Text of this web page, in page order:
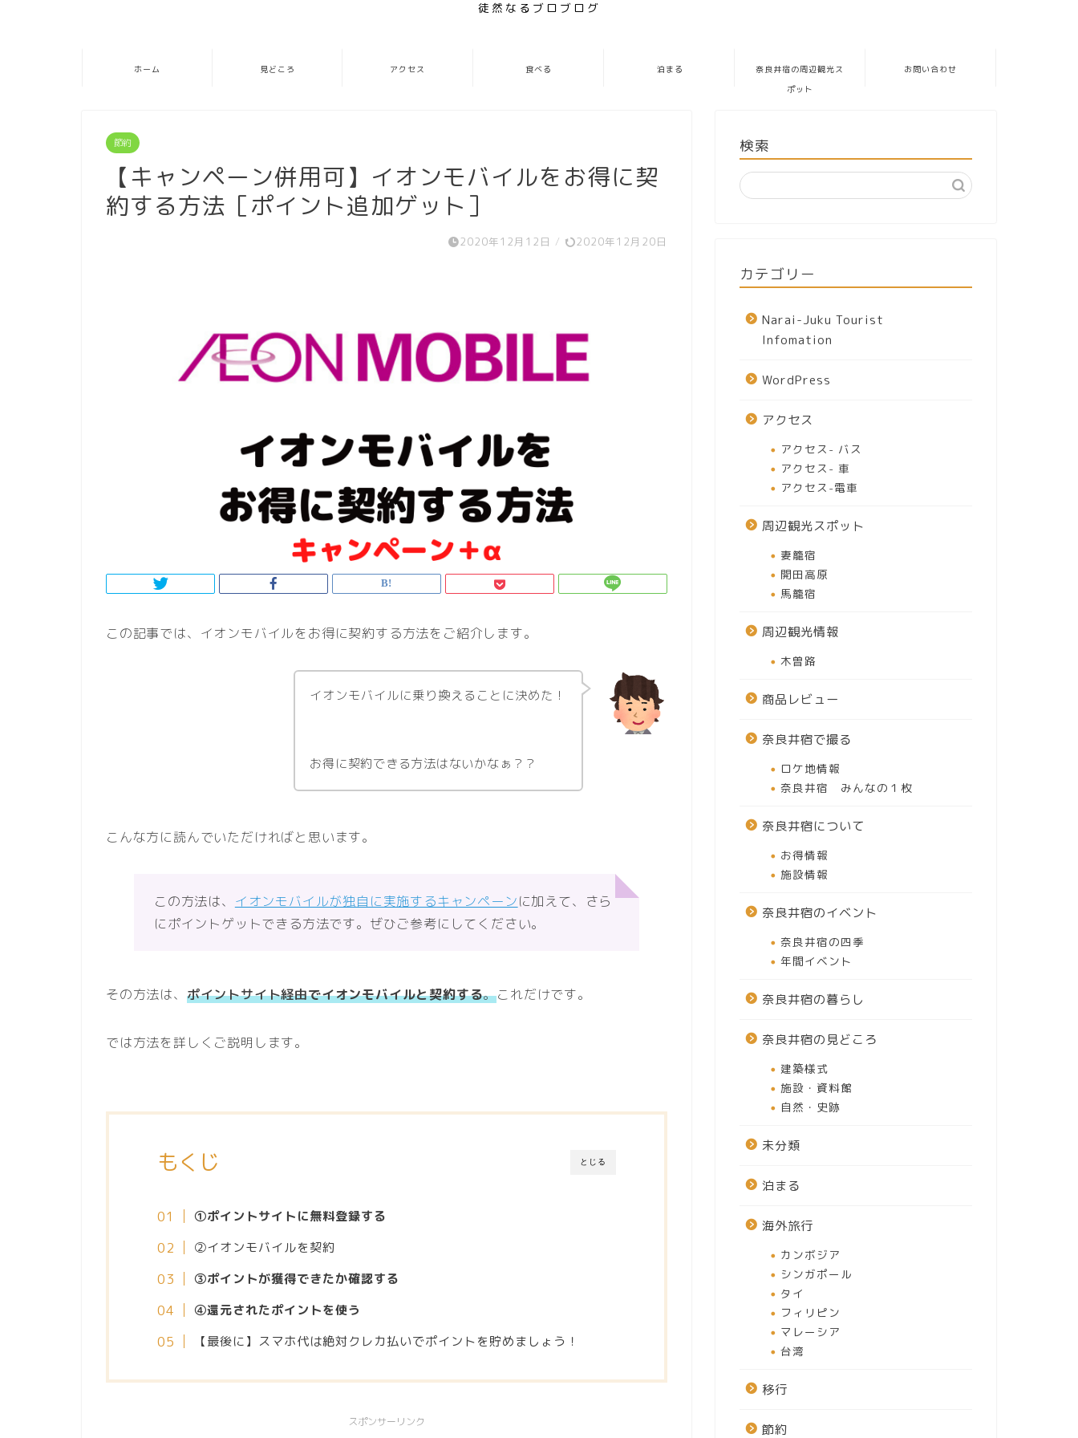
徒然なるブロブログ
ホーム 見どころ アクセス 食べる 泊まる
奈良井宿の周辺観光ス
ポット
お問い合わせ
節約
【キャンペーン併用可】イオンモバイルをお得に契
約する方法［ポイント追加ゲット］
2020年12月12日 / 2020年12月20日
この記事では、イオンモバイルをお得に契約する方法をご紹介します。
イオンモバイルに乗り換えることに決めた！
お得に契約できる方法はないかなぁ？？
こんな方に読んでいただければと思います。
この方法は、 イオンモバイルが独自に実施するキャンペーンに加えて、さら
にポイントゲットできる方法です。ぜひご参考にしてください。
その方法は、 ポイントサイト経由でイオンモバイルと契約する。これだけです。
では方法を詳しくご説明します。
とじる
もくじ
①ポイントサイトに無料登録する
②イオンモバイルを契約
③ポイントが獲得できたか確認する
④還元されたポイントを使う
【最後に】スマホ代は絶対クレカ払いでポイントを貯めましょう！
スポンサーリンク
検索
カテゴリー
Narai-Juku Tourist
Infomation
WordPress
アクセス
アクセス- バス
アクセス- 車
アクセス-電車
周辺観光スポット
妻籠宿
開田高原
馬籠宿
周辺観光情報
木曽路
商品レビュー
奈良井宿で撮る
ロケ地情報
奈良井宿 みんなの１枚
奈良井宿について
お得情報
施設情報
奈良井宿のイベント
奈良井宿の四季
年間イベント
奈良井宿の暮らし
奈良井宿の見どころ
建築様式
施設・資料館
自然・史跡
未分類
泊まる
海外旅行
カンボジア
シンガポール
タイ
フィリピン
マレーシア
台湾
移行
節約